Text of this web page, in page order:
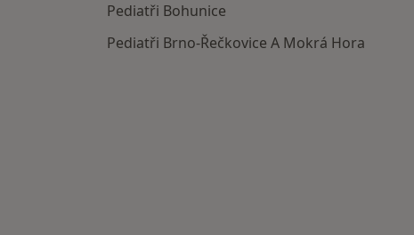
Pediatři Bohunice
Pediatři Brno-Řečkovice A Mokrá Hora